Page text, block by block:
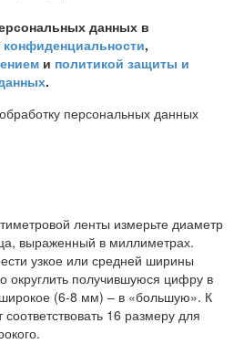
данных в
конфиденциальности,
и политикой защиты и
.
персональных данных
ленты измерьте диаметр
выраженный в миллиметрах.
узкое или средней ширины
округлить получившуюся цифру в
(6-8 мм) – в «большую». К
16 размеру для